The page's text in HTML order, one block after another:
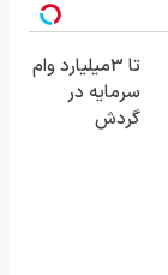
تا 3میلیارد وام
سرمایه در
گردش